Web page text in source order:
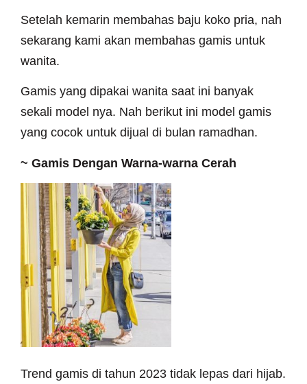
Setelah kemarin membahas baju koko pria, nah
sekarang kami akan membahas gamis untuk
wanita.
Gamis yang dipakai wanita saat ini banyak
sekali model nya. Nah berikut ini model gamis
yang cocok untuk dijual di bulan ramadhan.
~ Gamis Dengan Warna-warna Cerah
Trend gamis di tahun 2023 tidak lepas dari hijab.